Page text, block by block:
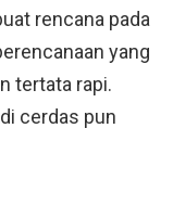
rencana pada
yang
tertata rapi.
cerdas pun